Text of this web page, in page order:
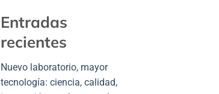
Entradas
recientes
Nuevo laboratorio, mayor
tecnología: ciencia, calidad,